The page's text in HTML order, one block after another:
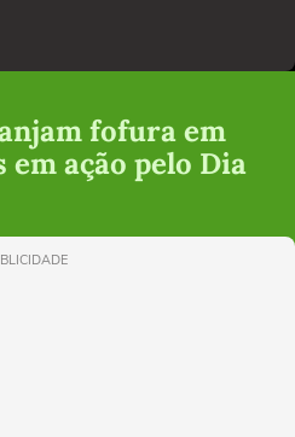
fofura em
ação pelo Dia